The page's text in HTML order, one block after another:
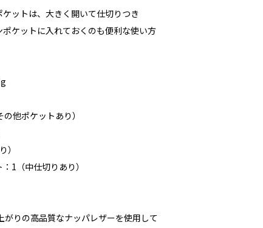
ットは、大きく開いて仕切りつき
ケットに入れておくのも便利な使い方
他ポケットあり）
）
1（中仕切りあり）
がりの高品質なナッパレザーを使用して